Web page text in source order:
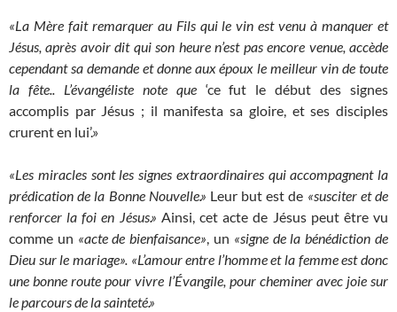
«La Mère fait remarquer au Fils qui le vin est venu à manquer et
Jésus, après avoir dit qui son heure n’est pas encore venue, accède
cependant sa demande et donne aux époux le meilleur vin de toute
la fête.. L’évangéliste note que ‘ce fut le début des signes
accomplis par Jésus ; il manifesta sa gloire, et ses disciples
crurent en lui’.»
«Les miracles sont les signes extraordinaires qui accompagnent la
prédication de la Bonne Nouvelle.» Leur but est de «susciter et de
renforcer la foi en Jésus.» Ainsi, cet acte de Jésus peut être vu
comme un «acte de bienfaisance», un «signe de la bénédiction de
Dieu sur le mariage». «L’amour entre l’homme et la femme est donc
une bonne route pour vivre l’Évangile, pour cheminer avec joie sur
le parcours de la sainteté.»